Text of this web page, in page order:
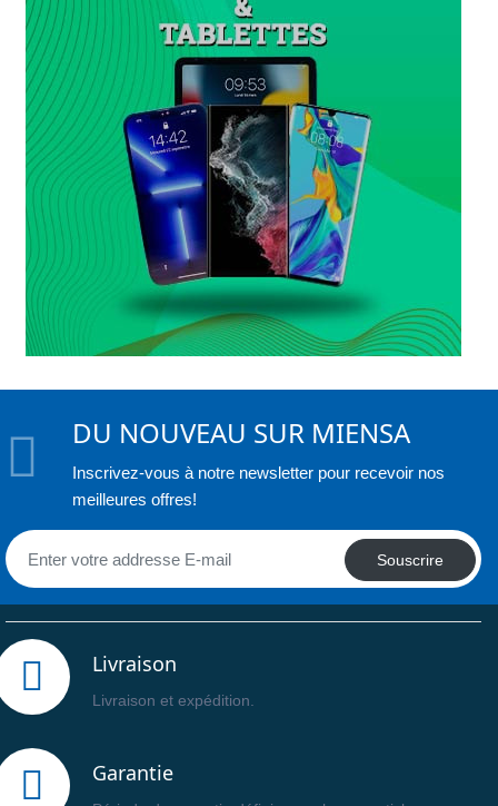
DU NOUVEAU SUR MIENSA
Inscrivez-vous à notre newsletter pour recevoir nos
meilleures offres!
Souscrire
Livraison
Livraison et expédition.
Garantie